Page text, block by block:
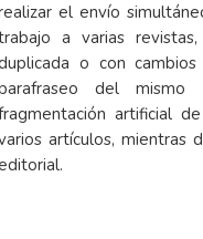
el envío
a varias
o con
del
artificial
artículos, mientras